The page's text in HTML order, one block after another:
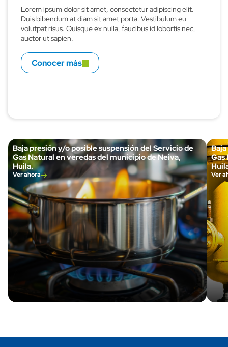
Lorem ipsum dolor sit amet, consectetur adipiscing elit.
Duis bibendum at diam sit amet porta. Vestibulum eu
volutpat risus. Quisque ex nulla, faucibus id lobortis nec,
auctor ut sapien.
Conocer más
Baja presión y/o posible suspensión del Servicio de
Gas Natural en veredas del municipio de Neiva,
Huila.
Ver ahora
Gas
Ver